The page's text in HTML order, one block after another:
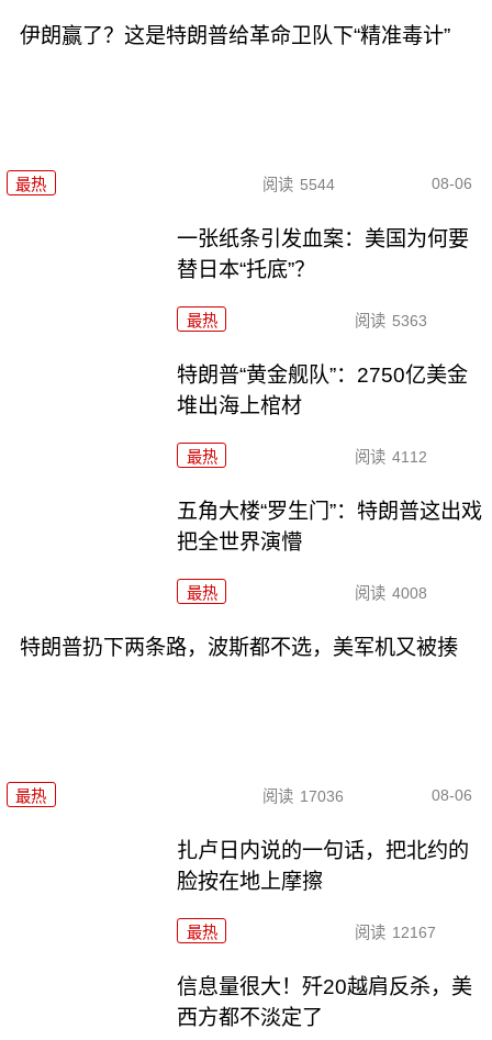
伊朗赢了？这是特朗普给革命卫队下“精准毒计”
最热 阅读 5544 08-06
一张纸条引发血案：美国为何要
替日本“托底”？
最热 阅读 5363
特朗普“黄金舰队”：2750亿美金
堆出海上棺材
最热 阅读 4112
五角大楼“罗生门”：特朗普这出戏
把全世界演懵
最热 阅读 4008
特朗普扔下两条路，波斯都不选，美军机又被揍
最热 阅读 17036 08-06
扎卢日内说的一句话，把北约的
脸按在地上摩擦
最热 阅读 12167
信息量很大！歼20越肩反杀，美
西方都不淡定了